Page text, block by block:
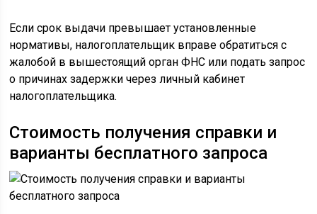
Если срок выдачи превышает установленные
нормативы, налогоплательщик вправе обратиться с
жалобой в вышестоящий орган ФНС или подать запрос
о причинах задержки через личный кабинет
налогоплательщика.
Стоимость получения справки и
варианты бесплатного запроса